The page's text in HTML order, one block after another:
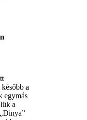
a
egymás
a